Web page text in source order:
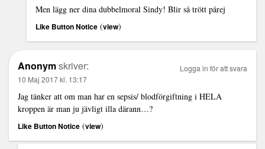
Men lägg ner dina dubbelmoral Sindy! Blir så trött pårej
Like Button Notice (view)
Anonymskriver:
10 Maj 2017 kl. 13:17
Jag tänker att om man har en sepsis/ blodförgiftning i HELA
kroppen är man ju jävligt illa därann…?
Like Button Notice (view)
Logga in för att svara